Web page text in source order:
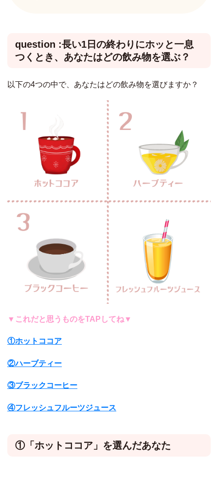
question :長い1日の終わりにホッと一息
つくとき、あなたはどの飲み物を選ぶ？
以下の4つの中で、あなたはどの飲み物を選びますか？
▼これだと思うものをTAPしてね▼
①ホットココア
②ハーブティー
③ブラックコーヒー
④フレッシュフルーツジュース
①「ホットココア」を選んだあなた